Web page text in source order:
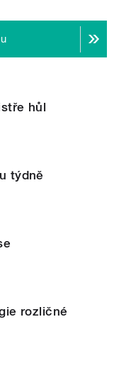
hůl
týdně
rozličné